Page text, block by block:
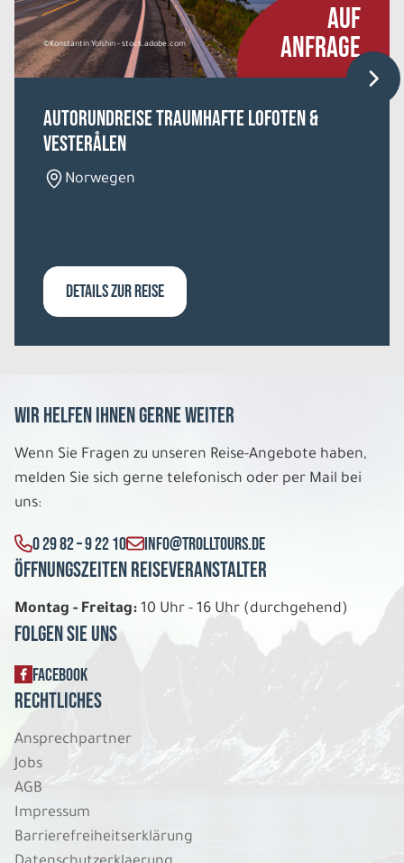
©Konstantin Yolshin - stock.adobe.com
AUF
ANFRAGE
Autorundreise Traumhafte Lofoten &
Vesterålen
Norwegen
DETAILS ZUR REISE
Wir helfen Ihnen gerne weiter
Wenn Sie Fragen zu unseren Reise-Angebote haben,
melden Sie sich gerne telefonisch oder per Mail bei
uns:
0 29 82 – 9 22 10 INFO@TROLLTOURS.DE
Öffnungszeiten Reiseveranstalter
Montag - Freitag: 10 Uhr - 16 Uhr (durchgehend)
Folgen Sie uns
FACEBOOK
Rechtliches
Ansprechpartner
Jobs
AGB
Impressum
Barrierefreiheitserklärung